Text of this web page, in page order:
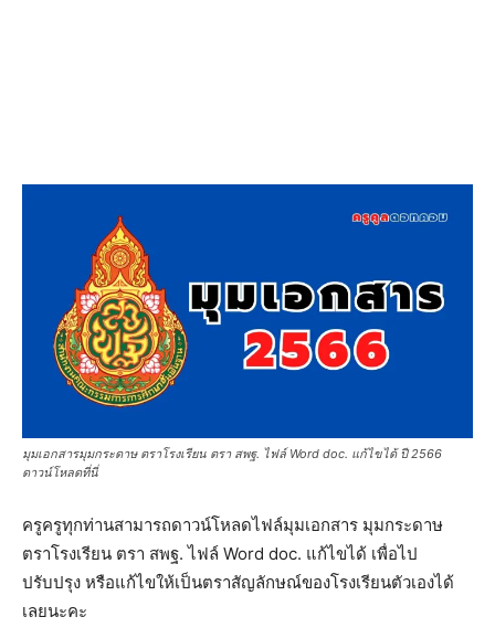
มุมเอกสารมุมกระดาษ ตราโรงเรียน ตรา สพฐ. ไฟล์ Word doc. แก้ไขได้ ปี 2566
ดาวน์โหลดที่นี่
ครูครูทุกท่านสามารถดาวน์โหลดไฟล์มุมเอกสาร มุมกระดาษ
ตราโรงเรียน ตรา สพฐ. ไฟล์ Word doc. แก้ไขได้ เพื่อไป
ปรับปรุง หรือแก้ไขให้เป็นตราสัญลักษณ์ของโรงเรียนตัวเองได้
เลยนะคะ